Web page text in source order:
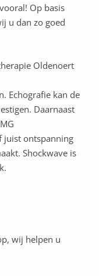
Op basis
u dan zo goed
Oldenoert
Echografie kan de
Daarnaast
juist ontspanning
Shockwave is
wij helpen u